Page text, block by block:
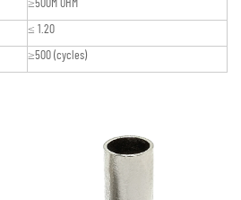
≥500M OHM
≤ 1.20
≥500 (cycles)